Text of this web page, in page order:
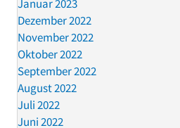
Januar 2023
Dezember 2022
November 2022
Oktober 2022
September 2022
August 2022
Juli 2022
Juni 2022